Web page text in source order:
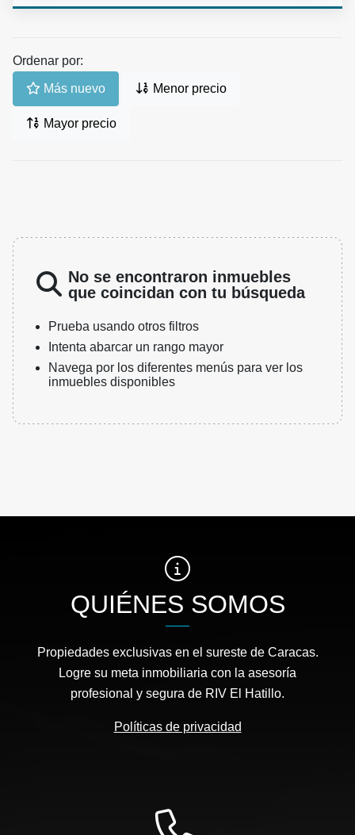
Ordenar por:
Más nuevo Menor precio
Mayor precio
No se encontraron inmuebles
que coincidan con tu búsqueda
Prueba usando otros filtros
Intenta abarcar un rango mayor
Navega por los diferentes menús para ver los
inmuebles disponibles
QUIÉNES SOMOS
Propiedades exclusivas en el sureste de Caracas.
Logre su meta inmobiliaria con la asesoría
profesional y segura de RIV El Hatillo.
Políticas de privacidad